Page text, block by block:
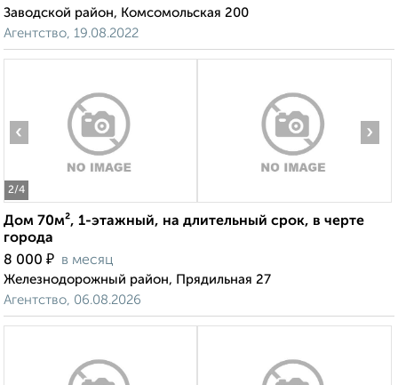
Заводской район, Комсомольская 200
Агентство, 19.08.2022
2/4
‹ ›
Дом 70м², 1-этажный, на длительный срок, в черте
города
8 000 ₽ в месяц
Железнодорожный район, Прядильная 27
Агентство, 06.08.2026